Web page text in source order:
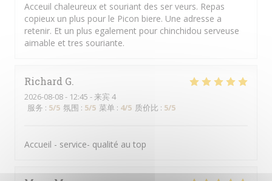
Acceuil chaleureux et souriant des ser veurs. Repas
copieux un plus pour le Picon biere. Une adresse a
retenir. Et un plus egalement pour chinchidou serveuse
aimable et tres souriante.
Richard G
2026-08-08- 12:45 - 来宾 4
服务 : 5/5 氛围 : 5/5 菜单 : 4/5 质价比 : 5/5
Accueil - service- qualité au top